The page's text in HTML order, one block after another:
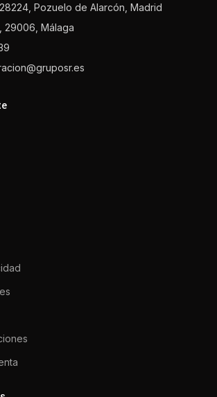
Pozuelo de Alarcón, Madrid
29006, Málaga